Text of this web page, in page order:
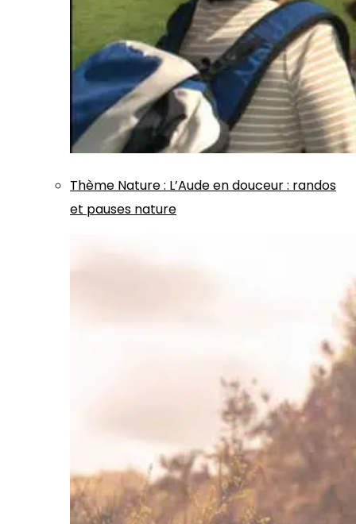
Thème Nature: L’Aude en douceur : randos
et pauses nature